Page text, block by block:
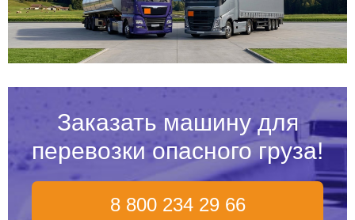
Заказать машину для
перевозки опасного груза!
8 800 234 29 66